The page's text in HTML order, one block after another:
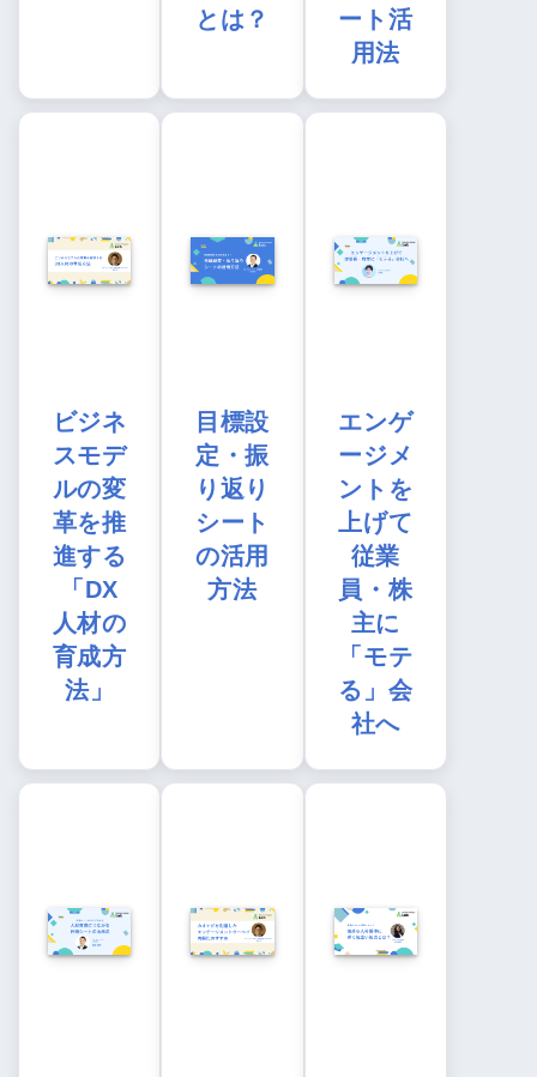
とは？
ート活
用法
ビジネ
スモデ
ルの変
革を推
進する
「DX
人材の
育成方
法」
目標設
定・振
り返り
シート
の活用
方法
エンゲ
ージメ
ントを
上げて
従業
員・株
主に
「モテ
る」会
社へ